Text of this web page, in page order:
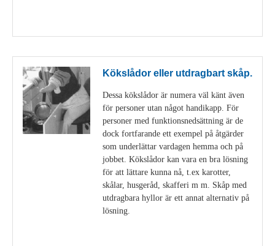
Kökslådor eller utdragbart skåp.
Dessa kökslådor är numera väl känt även
för personer utan något handikapp. För
personer med funktionsnedsättning är de
dock fortfarande ett exempel på åtgärder
som underlättar vardagen hemma och på
jobbet. Kökslådor kan vara en bra lösning
för att lättare kunna nå, t.ex karotter,
skålar, husgeråd, skafferi m m. Skåp med
utdragbara hyllor är ett annat alternativ på
lösning.